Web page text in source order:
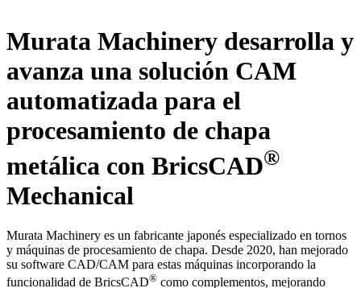
Murata Machinery desarrolla y
avanza una solución CAM
automatizada para el
procesamiento de chapa
metálica con BricsCAD®
Mechanical
Murata Machinery es un fabricante japonés especializado en tornos
y máquinas de procesamiento de chapa. Desde 2020, han mejorado
su software CAD/CAM para estas máquinas incorporando la
funcionalidad de BricsCAD® como complementos, mejorando